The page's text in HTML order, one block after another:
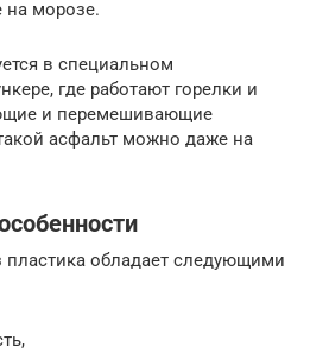
морозе.
в специальном
где работают горелки и
и перемешивающие
асфальт можно даже на
обладает следующими